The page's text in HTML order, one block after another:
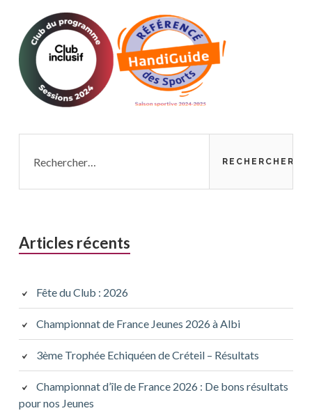
Articles récents
Fête du Club : 2026
Championnat de France Jeunes 2026 à Albi
3ème Trophée Echiquéen de Créteil – Résultats
Championnat d’île de France 2026 : De bons résultats
pour nos Jeunes